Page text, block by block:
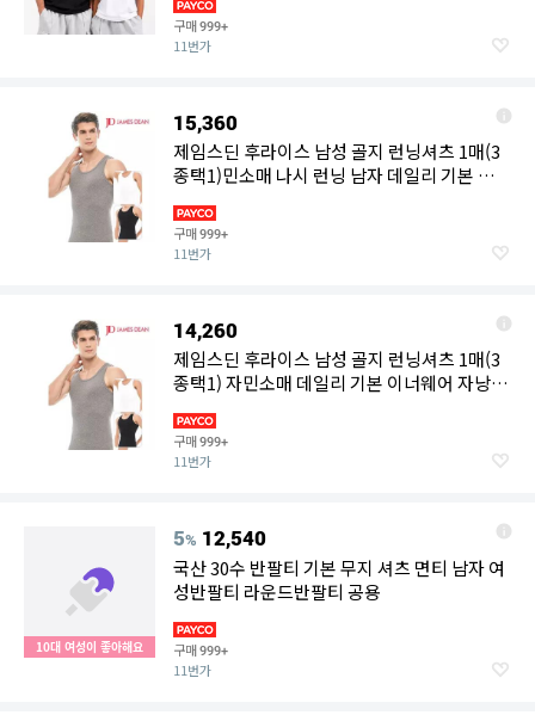
구매999+
11번가
15,360
제임스딘 후라이스 남성 골지 런닝셔츠 1매(3
종택1)민소매 나시 런닝 남자 데일리 기본 이너
구매999+
11번가
14,260
제임스딘 후라이스 남성 골지 런닝셔츠 1매(3
종택1) 자민소매 데일리 기본 이너웨어 자낭구
구매999+
11번가
10대 여성이 좋아해요
5% 12,540
국산 30수 반팔티 기본 무지 셔츠 면티 남자 여
성반팔티 라운드반팔티 공용
구매999+
11번가